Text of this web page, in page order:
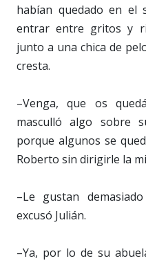
habían quedado en el
entrar entre gritos y
junto a una chica de
cresta.
–Venga, que os
masculló algo sobre
porque algunos se
Roberto sin dirigirle la
–Le gustan
excusó Julián.
–Ya, por lo de su